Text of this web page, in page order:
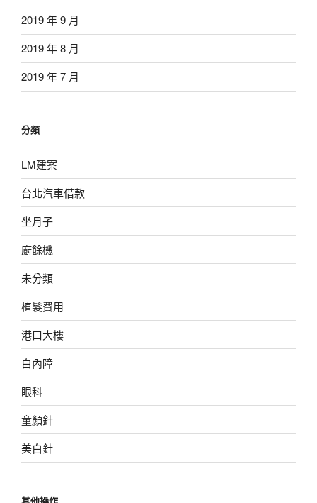
2019 年 9 月
2019 年 8 月
2019 年 7 月
分類
LM建案
台北汽車借款
坐月子
廚餘機
未分類
植髮費用
港口大樓
白內障
眼科
童顏針
美白針